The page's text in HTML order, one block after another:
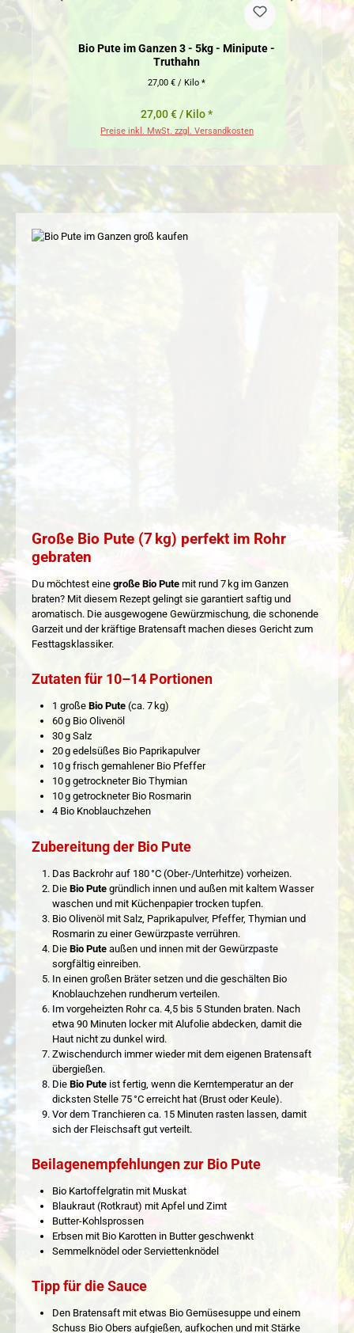
Bio Pute im Ganzen 3 - 5kg - Minipute -
Truthahn
27,00 € / Kilo *
27,00 € / Kilo *
Preise inkl. MwSt. zzgl. Versandkosten
Bio
Große Bio Pute (7 kg) perfekt im Rohr
gebraten
Du möchtest eine große Bio Pute mit rund 7 kg im Ganzen
braten? Mit diesem Rezept gelingt sie garantiert saftig und
aromatisch. Die ausgewogene Gewürzmischung, die schonende
Garzeit und der kräftige Bratensaft machen dieses Gericht zum
Festtagsklassiker.
Zutaten für 10–14 Portionen
1 große Bio Pute(ca. 7 kg)
60 g Bio Olivenöl
30 g Salz
20 g edelsüßes Bio Paprikapulver
10 g frisch gemahlener Bio Pfeffer
10 g getrockneter Bio Thymian
10 g getrockneter Bio Rosmarin
4 Bio Knoblauchzehen
Zubereitung der Bio Pute
Das Backrohr auf 180 °C (Ober-/Unterhitze) vorheizen.
Die Bio Putegründlich innen und außen mit kaltem Wasser
waschen und mit Küchenpapier trocken tupfen.
Bio Olivenöl mit Salz, Paprikapulver, Pfeffer, Thymian und
Rosmarin zu einer Gewürzpaste verrühren.
Die Bio Puteaußen und innen mit der Gewürzpaste
sorgfältig einreiben.
In einen großen Bräter setzen und die geschälten Bio
Knoblauchzehen rundherum verteilen.
Im vorgeheizten Rohr ca. 4,5 bis 5 Stunden braten. Nach
etwa 90 Minuten locker mit Alufolie abdecken, damit die
Haut nicht zu dunkel wird.
Zwischendurch immer wieder mit dem eigenen Bratensaft
übergießen.
Die Bio Puteist fertig, wenn die Kerntemperatur an der
dicksten Stelle 75 °C erreicht hat (Brust oder Keule).
Vor dem Tranchieren ca. 15 Minuten rasten lassen, damit
sich der Fleischsaft gut verteilt.
Beilagenempfehlungen zur Bio Pute
Bio Kartoffelgratin mit Muskat
Blaukraut (Rotkraut) mit Apfel und Zimt
Butter-Kohlsprossen
Erbsen mit Bio Karotten in Butter geschwenkt
Semmelknödel oder Serviettenknödel
Tipp für die Sauce
Den Bratensaft mit etwas Bio Gemüsesuppe und einem
Schuss Bio Obers aufgießen, aufkochen und mit Stärke